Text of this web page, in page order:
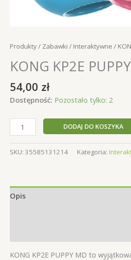
Produkty/ Zabawki / Interaktywne /
KONG KP2E
54,00 zł
Dostępność: Pozostało tylko: 2
ilość
KONG
KP2E
PUPPY
DODAJ DO KOSZYKA
SKU: 35585131214 Kategoria:
Opis
KONG KP2E PUPPY MD to